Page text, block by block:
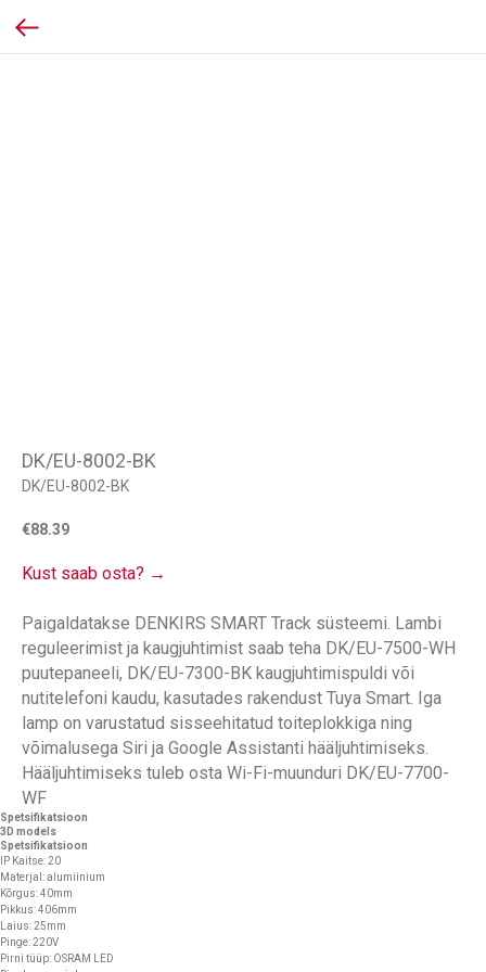
DK/EU-8002-BK
DK/EU-8002-BK
€88.39
Kust saab osta? →
Paigaldatakse DENKIRS SMART Track süsteemi. Lambi
reguleerimist ja kaugjuhtimist saab teha DK/EU-7500-WH
puutepaneeli, DK/EU-7300-BK kaugjuhtimispuldi või
nutitelefoni kaudu, kasutades rakendust Tuya Smart. Iga
lamp on varustatud sisseehitatud toiteplokkiga ning
võimalusega Siri ja Google Assistanti hääljuhtimiseks.
Hääljuhtimiseks tuleb osta Wi-Fi-muunduri DK/EU-7700-
WF
Spetsifikatsioon
3D models
Spetsifikatsioon
IP Kaitse: 20
Materjal: alumiinium
Kõrgus: 40mm
Pikkus: 406mm
Laius: 25mm
Pinge: 220V
Pirni tüüp: OSRAM LED